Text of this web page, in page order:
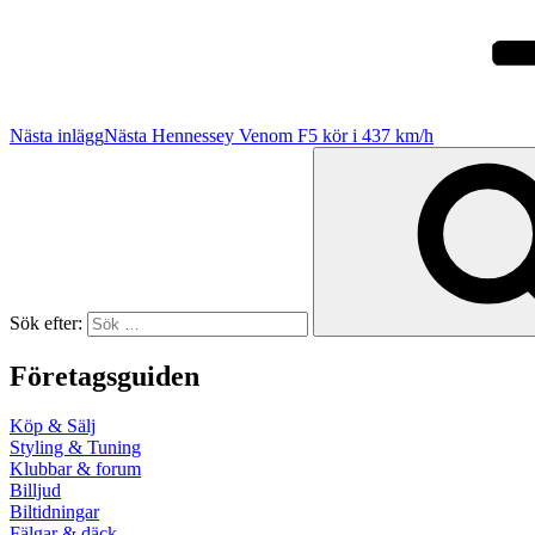
Nästa inläggNästa Hennessey Venom F5 kör i 437 km/h
Sök efter:
Företagsguiden
Köp & Sälj
Styling & Tuning
Klubbar & forum
Billjud
Biltidningar